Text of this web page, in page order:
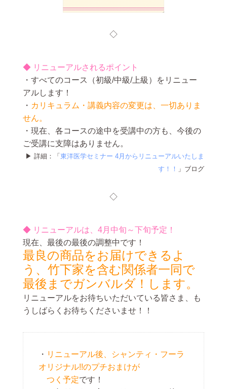
◇
◆ リニューアルされるポイント
・すべてのコース（初級/中級/上級）をリニュー
アルします！
・ カリキュラム・講義内容の変更は、一切ありま
せん。
・現在、各コースの途中を受講中の方も、今後の
ご受講に支障はありません。
▶ 詳細：「 東洋医学セミナー 4月からリニューアルいたしま
す！！
」ブログ
◇
◆ リニューアルは、4月中旬～下旬予定！
現在、最後の最後の調整中です！
最良の商品をお届けできるよ
う、竹下家を含む関係者一同で
最後までガンバルダ！します。
リニューアルをお待ちいただいている皆さま、も
うしばらくお待ちくださいませ！！
・ リニューアル後、シャンティ・フーラ
オリジナル!!のプチおまけが
つく予定です！